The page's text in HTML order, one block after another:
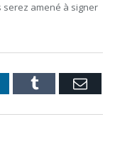
serez amené à signer
Tumblr Email